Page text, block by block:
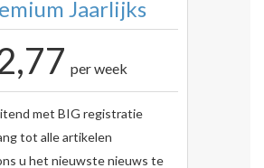
Jaarlijks
per week
met BIG registratie
tot alle artikelen
u het nieuwste nieuws te